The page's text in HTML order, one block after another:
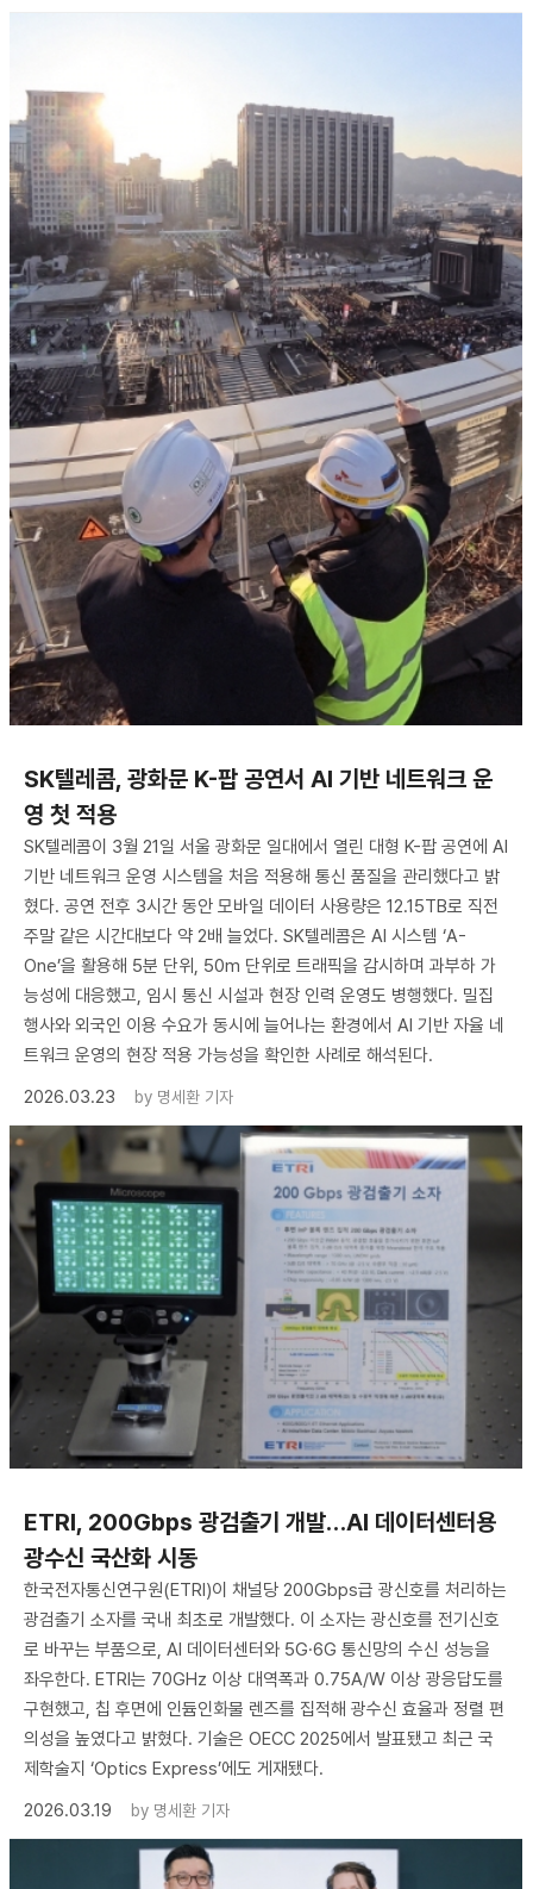
SK텔레콤, 광화문 K-팝 공연서 AI 기반 네트워크 운
영 첫 적용
SK텔레콤이 3월 21일 서울 광화문 일대에서 열린 대형 K-팝 공연에 AI
기반 네트워크 운영 시스템을 처음 적용해 통신 품질을 관리했다고 밝
혔다. 공연 전후 3시간 동안 모바일 데이터 사용량은 12.15TB로 직전
주말 같은 시간대보다 약 2배 늘었다. SK텔레콤은 AI 시스템 ‘A-
One’을 활용해 5분 단위, 50m 단위로 트래픽을 감시하며 과부하 가
능성에 대응했고, 임시 통신 시설과 현장 인력 운영도 병행했다. 밀집
행사와 외국인 이용 수요가 동시에 늘어나는 환경에서 AI 기반 자율 네
트워크 운영의 현장 적용 가능성을 확인한 사례로 해석된다.
2026.03.23
by 명세환 기자
ETRI, 200Gbps 광검출기 개발…AI 데이터센터용
광수신 국산화 시동
한국전자통신연구원(ETRI)이 채널당 200Gbps급 광신호를 처리하는
광검출기 소자를 국내 최초로 개발했다. 이 소자는 광신호를 전기신호
로 바꾸는 부품으로, AI 데이터센터와 5G·6G 통신망의 수신 성능을
좌우한다. ETRI는 70GHz 이상 대역폭과 0.75A/W 이상 광응답도를
구현했고, 칩 후면에 인듐인화물 렌즈를 집적해 광수신 효율과 정렬 편
의성을 높였다고 밝혔다. 기술은 OECC 2025에서 발표됐고 최근 국
제학술지 ‘Optics Express’에도 게재됐다.
2026.03.19
by 명세환 기자